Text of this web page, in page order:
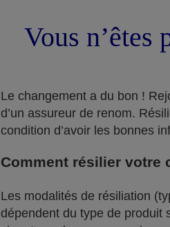
Vous n’êtes
Le changement a du bon !
d’un assureur de renom.
condition d’avoir les bonnes
Comment résilier votre
Les modalités de résiliation
dépendent du type de produit